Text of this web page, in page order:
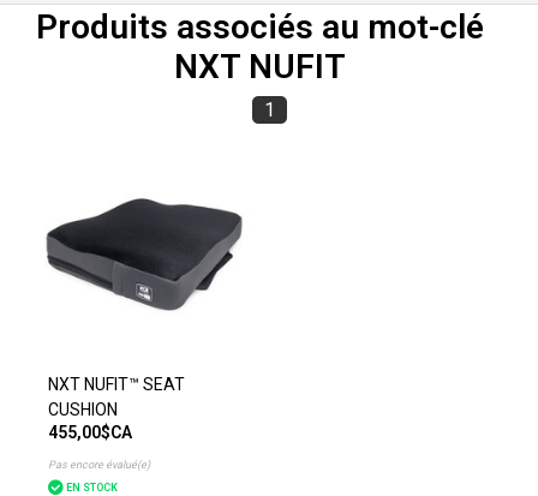
Produits associés au mot-clé
NXT NUFIT
1
NXT NUFIT™ SEAT
CUSHION
455,00$CA
Pas encore évalué(e)
EN STOCK